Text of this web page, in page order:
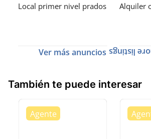
Local primer nivel prados Alquiler
Ver más anuncios
También te puede interesar